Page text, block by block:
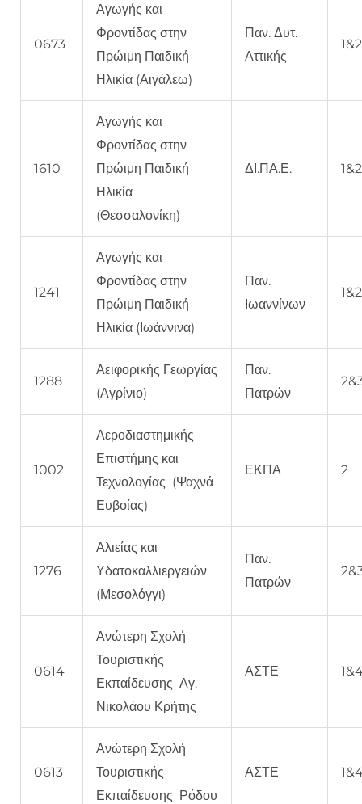
0673
Αγωγής και
Φροντίδας στην
Πρώιμη Παιδική
Ηλικία (Αιγάλεω)
Παν. Δυτ.
Αττικής
1610
Αγωγής και
Φροντίδας στην
Πρώιμη Παιδική
Ηλικία
(Θεσσαλονίκη)
ΔΙ.ΠΑ.Ε.
1241
Αγωγής και
Φροντίδας στην
Πρώιμη Παιδική
Ηλικία (Ιωάννινα)
Παν.
Ιωαννίνων
1288
Αειφορικής Γεωργίας
(Αγρίνιο)
Παν.
Πατρών
1002
Αεροδιαστημικής
Επιστήμης και
Τεχνολογίας (Ψαχνά
Ευβοίας)
ΕΚΠΑ 2
1276
Αλιείας και
Υδατοκαλλιεργειών
(Μεσολόγγι)
Παν.
Πατρών
0614
Ανώτερη Σχολή
Τουριστικής
Εκπαίδευσης Αγ.
Νικολάου Κρήτης
ΑΣΤΕ
0613
Ανώτερη Σχολή
Τουριστικής
Εκπαίδευσης Ρόδου
ΑΣΤΕ